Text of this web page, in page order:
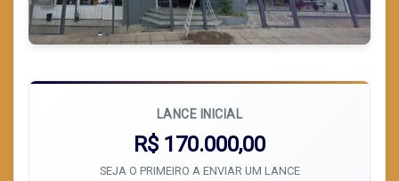
LANCE INICIAL
R$ 170.000,00
SEJA O PRIMEIRO A ENVIAR UM LANCE